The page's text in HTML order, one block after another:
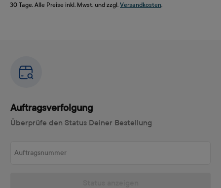
30 Tage. Alle Preise inkl. Mwst. und zzgl. Versandkosten.
Auftragsverfolgung
Überprüfe den Status Deiner Bestellung